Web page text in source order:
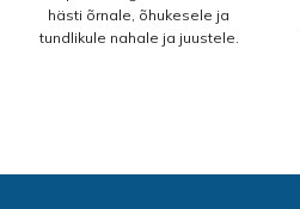
hästi õrnale, õhukesele ja
tundlikule nahale ja juustele.
koostisosi. PH on neutraalne.